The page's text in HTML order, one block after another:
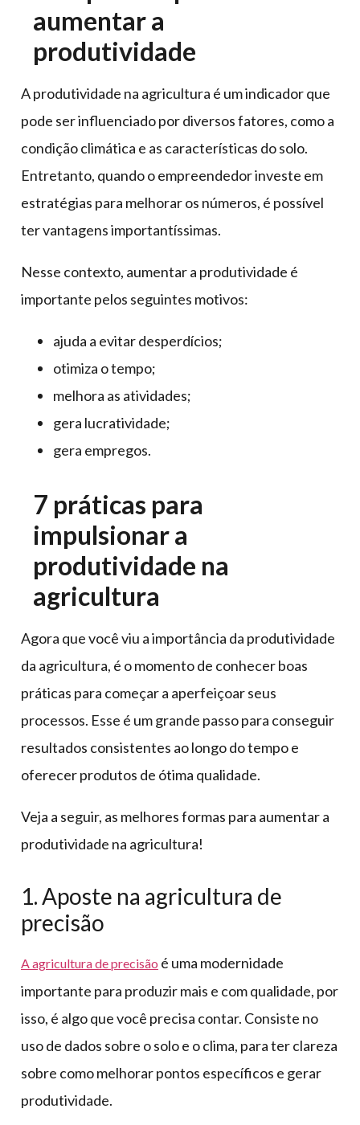
aumentar a
produtividade
A produtividade na agricultura é um indicador que
pode ser influenciado por diversos fatores, como a
condição climática e as características do solo.
Entretanto, quando o empreendedor investe em
estratégias para melhorar os números, é possível
ter vantagens importantíssimas.
Nesse contexto, aumentar a produtividade é
importante pelos seguintes motivos:
ajuda a evitar desperdícios;
otimiza o tempo;
melhora as atividades;
gera lucratividade;
gera empregos.
7 práticas para
impulsionar a
produtividade na
agricultura
Agora que você viu a importância da produtividade
da agricultura, é o momento de conhecer boas
práticas para começar a aperfeiçoar seus
processos. Esse é um grande passo para conseguir
resultados consistentes ao longo do tempo e
oferecer produtos de ótima qualidade.
Veja a seguir, as melhores formas para aumentar a
produtividade na agricultura!
1. Aposte na agricultura de
precisão
A agricultura de precisão é uma modernidade
importante para produzir mais e com qualidade, por
isso, é algo que você precisa contar. Consiste no
uso de dados sobre o solo e o clima, para ter clareza
sobre como melhorar pontos específicos e gerar
produtividade.